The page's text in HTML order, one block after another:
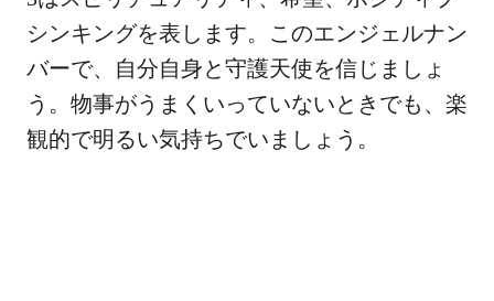
シンキングを表します。このエンジェルナン
バーで、自分自身と守護天使を信じましょ
う。物事がうまくいっていないときでも、楽
観的で明るい気持ちでいましょう。